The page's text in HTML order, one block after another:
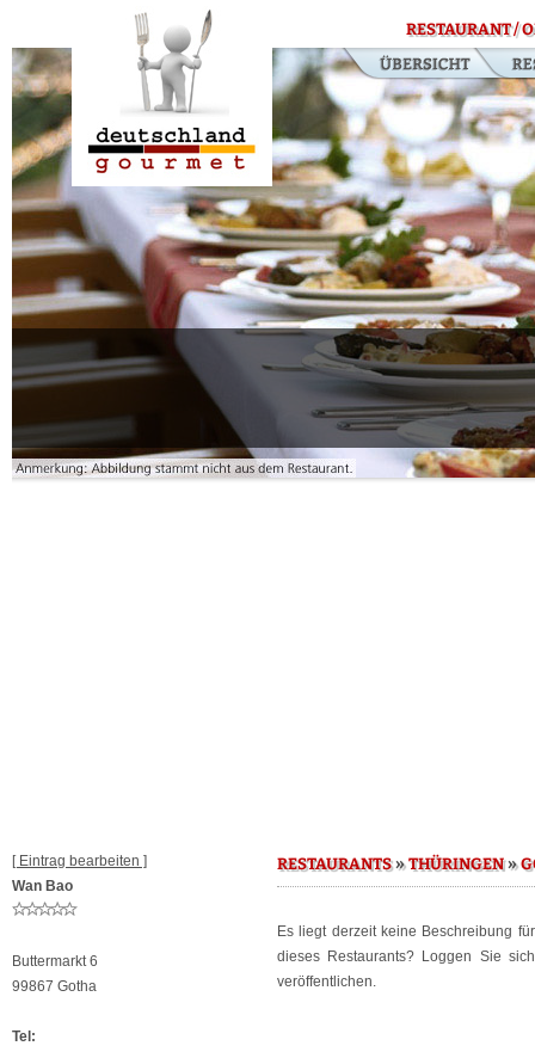
RESTAURANT /
[ Eintrag bearbeiten ]
Wan Bao
Buttermarkt 6
99867 Gotha
Tel:
RESTAURANTS»THÜRINGEN»
Es liegt derzeit keine Beschreibung
dieses Restaurants? Loggen Sie
veröffentlichen.